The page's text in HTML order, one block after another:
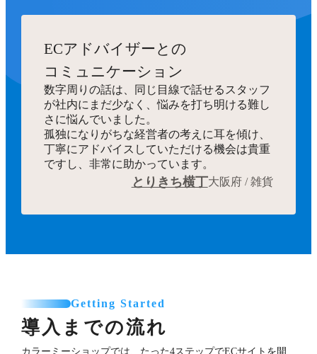
ECアドバイザーとの
コミュニケーション
数字周りの話は、同じ目線で話せるスタッフ
が社内にまだ少なく、悩みを打ち明ける難し
さに悩んでいました。
孤独になりがちな経営者の考えに耳を傾け、
丁寧にアドバイスしていただける機会は貴重
ですし、非常に助かっています。
とりきち横丁大阪府 / 雑貨
Getting Started
導入までの流れ
カラーミーショップでは、たった4ステップでECサイトを開